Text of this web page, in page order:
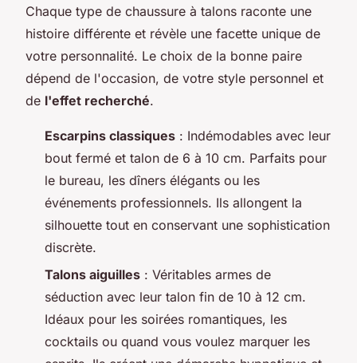
Chaque type de chaussure à talons raconte une
histoire différente et révèle une facette unique de
votre personnalité. Le choix de la bonne paire
dépend de l'occasion, de votre style personnel et
de l'effet recherché.
Escarpins classiques : Indémodables avec leur
bout fermé et talon de 6 à 10 cm. Parfaits pour
le bureau, les dîners élégants ou les
événements professionnels. Ils allongent la
silhouette tout en conservant une sophistication
discrète.
Talons aiguilles : Véritables armes de
séduction avec leur talon fin de 10 à 12 cm.
Idéaux pour les soirées romantiques, les
cocktails ou quand vous voulez marquer les